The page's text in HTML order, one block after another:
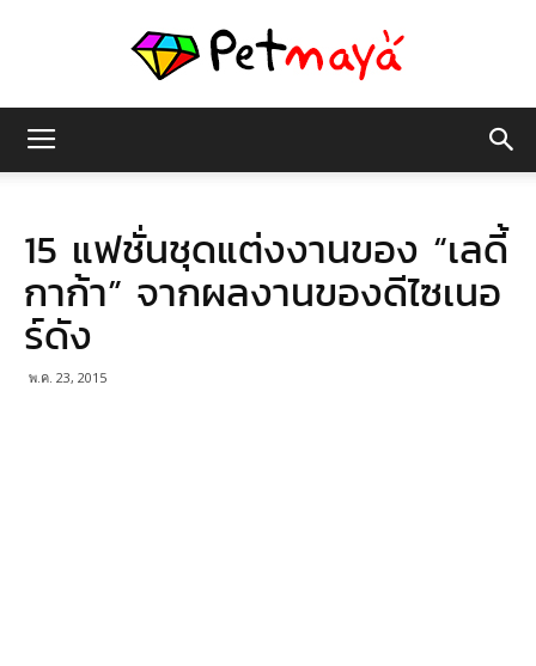
มายา
15 แฟชั่นชุดแต่งงานของ “เลดี้
กาก้า” จากผลงานของดีไซเนอ
ร์ดัง
พ.ค. 23, 2015